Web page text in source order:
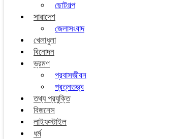
ছোটগল্প
সারাদেশ
জেলাসংবাদ
খেলাধুলা
বিনোদন
ভ্রমণ
প্রবাসজীবন
প্রত্নতত্ত্ব
তথ্য প্রযুক্তি
বিজনেস
লাইফস্টাইল
ধর্ম